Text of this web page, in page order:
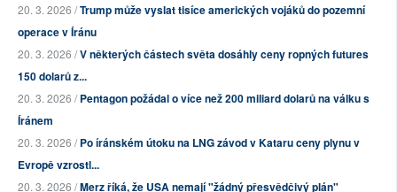
20. 3. 2026 /Trump může vyslat tisíce amerických vojáků do pozemní
operace v Íránu
20. 3. 2026 /V některých částech světa dosáhly ceny ropných futures
150 dolarů z...
20. 3. 2026 /Pentagon požádal o více než 200 miliard dolarů na válku s
Íránem
20. 3. 2026 /Po íránském útoku na LNG závod v Kataru ceny plynu v
Evropě vzrostl...
20. 3. 2026 /Merz říká, že USA nemají "žádný přesvědčivý plán"